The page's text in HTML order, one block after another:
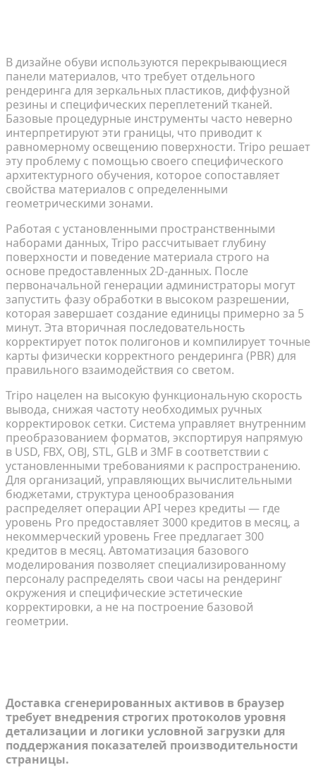
В дизайне обуви используются перекрывающиеся
панели материалов, что требует отдельного
рендеринга для зеркальных пластиков, диффузной
резины и специфических переплетений тканей.
Базовые процедурные инструменты часто неверно
интерпретируют эти границы, что приводит к
равномерному освещению поверхности. Tripo решает
эту проблему с помощью своего специфического
архитектурного обучения, которое сопоставляет
свойства материалов с определенными
геометрическими зонами.
Работая с установленными пространственными
наборами данных, Tripo рассчитывает глубину
поверхности и поведение материала строго на
основе предоставленных 2D-данных. После
первоначальной генерации администраторы могут
запустить фазу обработки в высоком разрешении,
которая завершает создание единицы примерно за 5
минут. Эта вторичная последовательность
корректирует поток полигонов и компилирует точные
карты физически корректного рендеринга (PBR) для
правильного взаимодействия со светом.
Tripo нацелен на высокую функциональную скорость
вывода, снижая частоту необходимых ручных
корректировок сетки. Система управляет внутренним
преобразованием форматов, экспортируя напрямую
в USD, FBX, OBJ, STL, GLB и 3MF в соответствии с
установленными требованиями к распространению.
Для организаций, управляющих вычислительными
бюджетами, структура ценообразования
распределяет операции API через кредиты — где
уровень Pro предоставляет 3000 кредитов в месяц, а
некоммерческий уровень Free предлагает 300
кредитов в месяц. Автоматизация базового
моделирования позволяет специализированному
персоналу распределять свои часы на рендеринг
окружения и специфические эстетические
корректировки, а не на построение базовой
геометрии.
Доставка сгенерированных активов в браузер
требует внедрения строгих протоколов уровня
детализации и логики условной загрузки для
поддержания показателей производительности
страницы.